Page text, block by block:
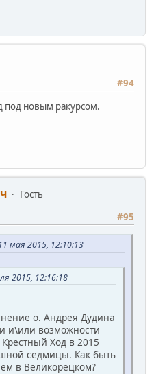
#94
под новым ракурсом.
Гость
#95
мая 2015, 12:10:13
2015, 12:16:18
о. Андрея Дудина
и\или возможности
Крестный Ход в 2015
седмицы. Как быть
в Великорецком?